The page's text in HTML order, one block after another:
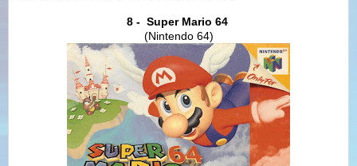
8 - Super Mario 64
(Nintendo 64)